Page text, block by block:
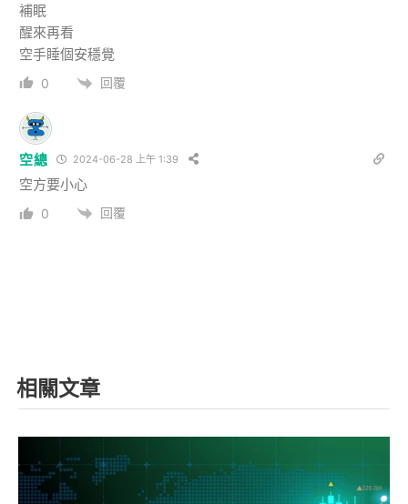
補眠
醒來再看
空手睡個安穩覺
0 回覆
空總 2024-06-28 上午 1:39
空方要小心
0 回覆
相關文章